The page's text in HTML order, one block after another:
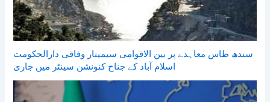
سندھ طاس معاہدے پر بین الاقوامی سیمینار وفاقی دارالحکومت
اسلام آباد کے جناح کنونشن سینٹر میں جاری